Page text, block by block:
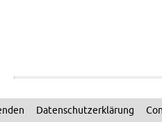
Daten­schutzerklärung